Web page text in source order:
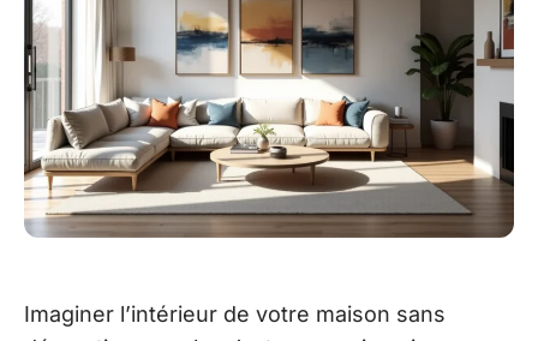
Imaginer l’intérieur de votre maison sans